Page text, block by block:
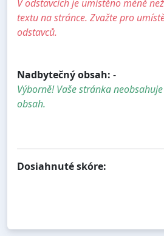
V odstavcích je umístěno méně
textu na stránce. Zvažte pro
odstavců.
Nadbytečný obsah: -
Výborně! Vaše stránka
obsah.
Dosiahnuté skóre: